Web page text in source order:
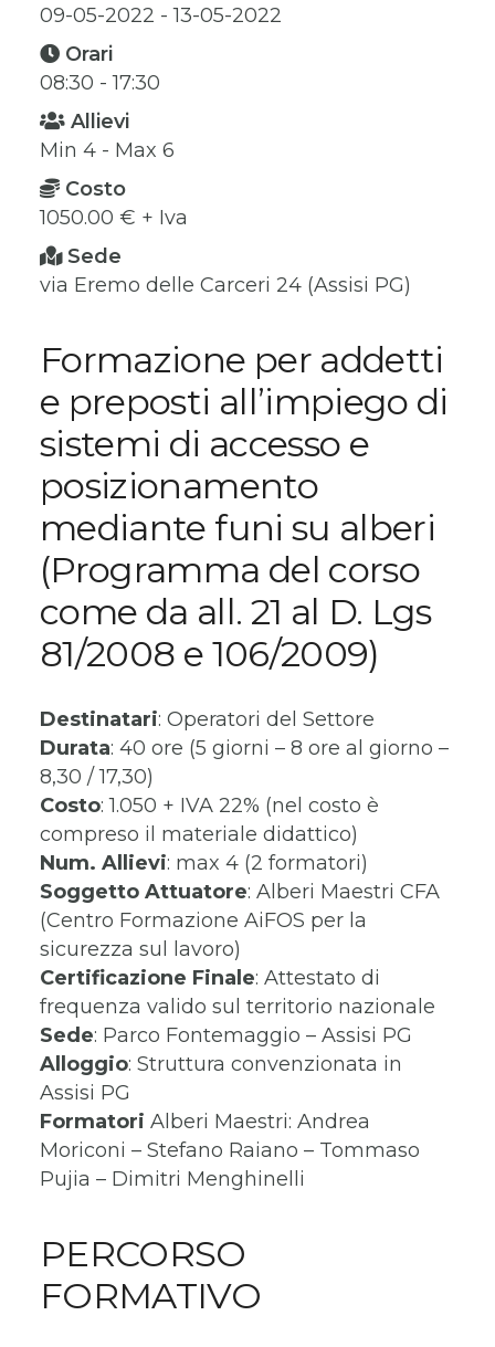
Formazione per addetti
e preposti all’impiego di
sistemi di accesso e
posizionamento
mediante funi su alberi
(Programma del corso
come da all. 21 al D. Lgs
81/2008 e 106/2009)
Destinatari: Operatori del Settore
Durata: 40 ore (5 giorni – 8 ore al giorno –
8,30 / 17,30)
Costo: 1.050 + IVA 22% (nel costo è
compreso il materiale didattico)
Num. Allievi: max 4 (2 formatori)
Soggetto Attuatore: Alberi Maestri CFA
(Centro Formazione AiFOS per la
sicurezza sul lavoro)
Certificazione Finale: Attestato di
frequenza valido sul territorio nazionale
Sede: Parco Fontemaggio – Assisi PG
Alloggio: Struttura convenzionata in
Assisi PG
Formatori Alberi Maestri: Andrea
Moriconi – Stefano Raiano – Tommaso
Pujia – Dimitri Menghinelli
PERCORSO
FORMATIVO
09-05-2022 - 13-05-2022
Orari
08:30 - 17:30
Allievi
Min 4 - Max 6
Costo
1050.00 € + Iva
Sede
via Eremo delle Carceri 24 (Assisi PG)